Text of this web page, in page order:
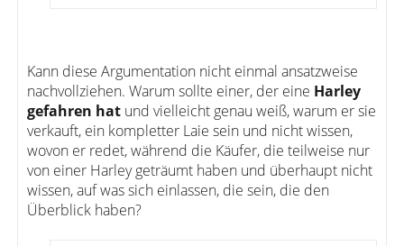
Kann diese Argumentation nicht einmal ansatzweise
nachvollziehen. Warum sollte einer, der eine Harley
gefahren hat und vielleicht genau weiß, warum er sie
verkauft, ein kompletter Laie sein und nicht wissen,
wovon er redet, während die Käufer, die teilweise nur
von einer Harley geträumt haben und überhaupt nicht
wissen, auf was sich einlassen, die sein, die den
Überblick haben?